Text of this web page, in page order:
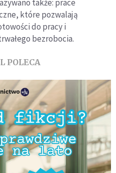
także: prace
które pozwalają
do pracy i
bezrobocia.
POLECA